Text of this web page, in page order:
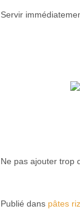
Servir
Ne pas ajouter trop
Publié dans pâtes